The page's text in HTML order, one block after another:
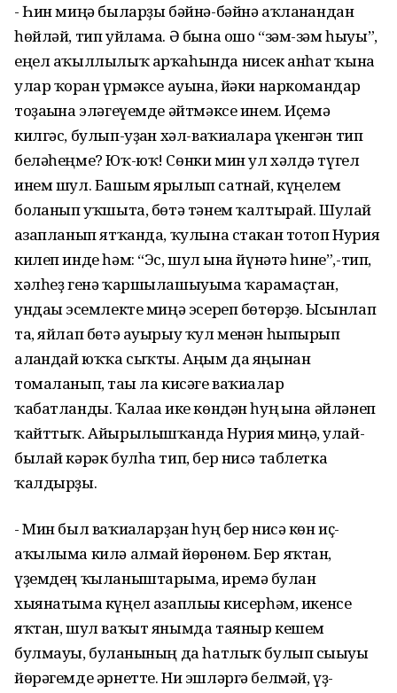
- Һин миңә быларҙы бәйнә-бәйнә аҡланғандан
һөйләй, тип уйлама. Ә бына ошо “зәм-зәм һыуы”,
еңел аҡыллылыҡ арҡаһында нисек анһат ҡына
улар ҡорған үрмәксе ауына, йәки наркомандар
тоҙағына эләгеүемде әйтмәксе инем. Иҫемә
килгәс, булып-уҙған хәл-ваҡиғаларға үкенгән тип
беләһеңме? Юҡ-юҡ! Сөнки мин ул хәлдә түгел
инем шул. Башым ярылып сатнай, күңелем
болғанып уҡшыта, бөтә тәнем ҡалтырай. Шулай
ғазапланып ятҡанда, ҡулына стакан тотоп Нурия
килеп инде һәм: “Эс, шул ғына йүнәтә һине”,-тип,
хәлһеҙ генә ҡаршылашыуыма ҡарамаҫтан,
ундағы эсемлекте миңә эсереп бөтөрҙө. Ысынлап
та, яйлап бөтә ауырыу ҡул менән һыпырып
алғандай юҡҡа сыҡты. Аңым да яңынан
томаланып, тағы ла кисәге ваҡиғалар
ҡабатланды. Ҡалаға ике көндән һуң ғына әйләнеп
ҡайттыҡ. Айырылышҡанда Нурия миңә, улай-
былай кәрәк булһа тип, бер нисә таблетка
ҡалдырҙы.
- Мин был ваҡиғаларҙан һуң бер нисә көн иҫ-
аҡылыма килә алмай йөрөнөм. Бер яҡтан,
үҙемдең ҡыланыштарыма, иремә булған
хыянатыма күңел ғазаплығы кисерһәм, икенсе
яҡтан, шул ваҡыт янымда таяныр кешем
булмауы, булғанының да һатлыҡ булып сығыуы
йөрәгемде әрнетте. Ни эшләргә белмәй, үҙ-